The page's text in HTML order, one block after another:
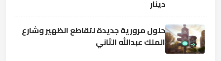
دينار
حلول مرورية جديدة لتقاطع الظهير وشارع
الملك عبدالله الثاني